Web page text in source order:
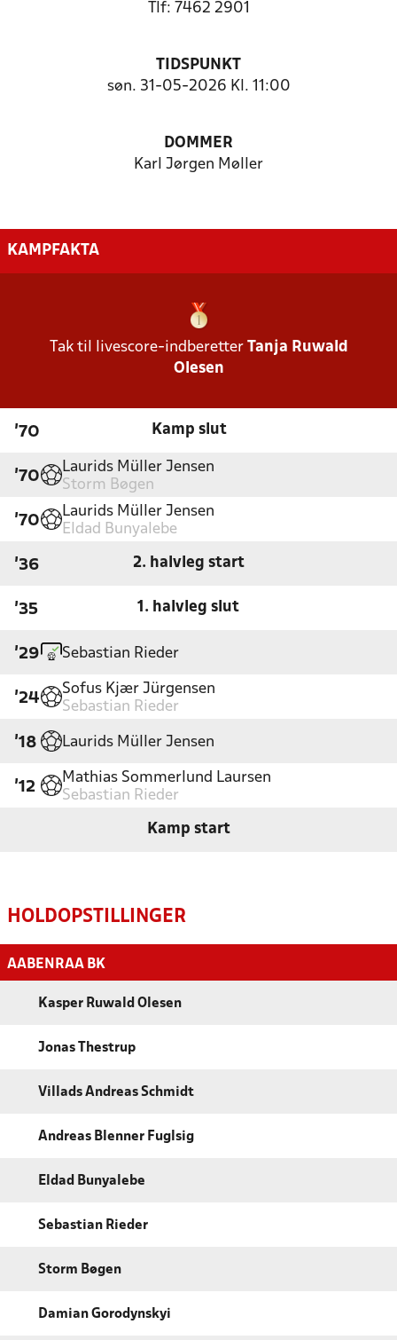
Tlf: 7462 2901
TIDSPUNKT
søn. 31-05-2026 Kl. 11:00
DOMMER
Karl Jørgen Møller
KAMPFAKTA
Tak til livescore-indberetter Tanja Ruwald
Olesen
'70 Kamp slut
'70
Laurids Müller Jensen
Storm Bøgen
'70
Laurids Müller Jensen
Eldad Bunyalebe
'36 2. halvleg start
'35 1. halvleg slut
'29 Sebastian Rieder
'24
Sofus Kjær Jürgensen
Sebastian Rieder
'18 Laurids Müller Jensen
'12
Mathias Sommerlund Laursen
Sebastian Rieder
Kamp start
HOLDOPSTILLINGER
AABENRAA BK
Kasper Ruwald Olesen
Jonas Thestrup
Villads Andreas Schmidt
Andreas Blenner Fuglsig
Eldad Bunyalebe
Sebastian Rieder
Storm Bøgen
Damian Gorodynskyi